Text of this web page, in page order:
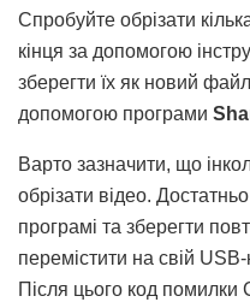
Спробуйте обрізати
кінця за допомогою
зберегти їх як новий
допомогою програми
Варто зазначити, що
обрізати відео.
програмі та зберегти
перемістити на свій
Після цього код